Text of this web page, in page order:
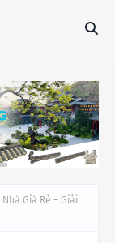
Giá Rẻ – Giải